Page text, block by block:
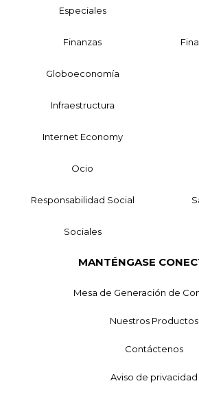
Especiales
Finanzas
Globoeconomía
Infraestructura
Internet Economy
Ocio
Responsabilidad Social
Sociales
MANTÉNGASE
Mesa de Generación de
Nuestros Productos
Contáctenos
Aviso de privacidad